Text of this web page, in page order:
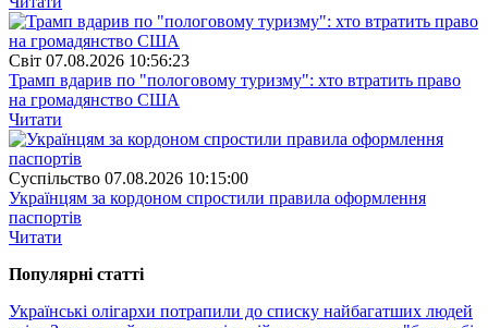
Свiт 07.08.2026 10:56:23
Трамп вдарив по "пологовому туризму": хто втратить право
на громадянство США
Читати
Суспiльство 07.08.2026 10:15:00
Українцям за кордоном спростили правила оформлення
паспортів
Читати
Популярнi статтi
Українські олігархи потрапили до списку найбагатших людей